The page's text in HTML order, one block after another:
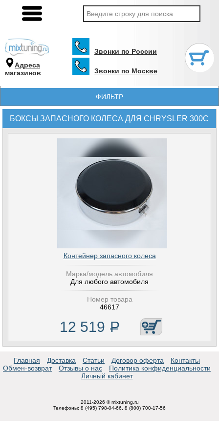
Адреса
магазинов
Звонки по России
Звонки по Москве
ФИЛЬТР
БОКСЫ ЗАПАСНОГО КОЛЕСА ДЛЯ CHRYSLER 300C
Контейнер запасного колеса
Марка/модель автомобиля
Для любого автомобиля
Номер товара
46617
12 519 Р
Главная Доставка Статьи Договор оферта
Контакты
Обмен-возврат
Отзывы о нас
Политика конфиденциальности
Личный кабинет
2011-2026 © mixtuning.ru
Телефоны: 8 (495) 798-04-66, 8 (800) 700-17-56